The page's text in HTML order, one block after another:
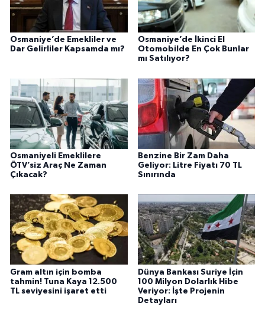
Osmaniye’de Emekliler ve
Dar Gelirliler Kapsamda mı?
Osmaniye’de İkinci El
Otomobilde En Çok Bunlar
mı Satılıyor?
Osmaniyeli Emeklilere
ÖTV’siz Araç Ne Zaman
Çıkacak?
Benzine Bir Zam Daha
Geliyor: Litre Fiyatı 70 TL
Sınırında
Gram altın için bomba
tahmin! Tuna Kaya 12.500
TL seviyesini işaret etti
Dünya Bankası Suriye İçin
100 Milyon Dolarlık Hibe
Veriyor: İşte Projenin
Detayları